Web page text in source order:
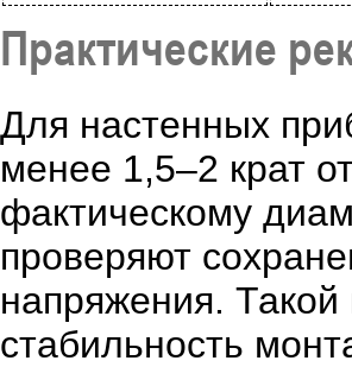
Практические
Для настенных
менее 1,5–2 крат
фактическому
проверяют
напряжения. Такой
стабильность